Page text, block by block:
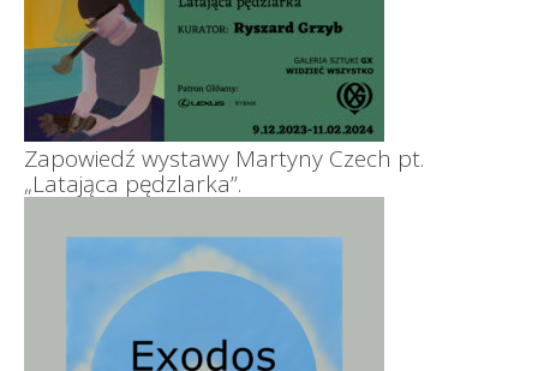
Zapowiedź wystawy Martyny Czech pt.
„Latająca pędzlarka”.